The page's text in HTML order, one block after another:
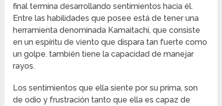
final termina desarrollando sentimientos hacia él.
Entre las habilidades que posee está de tener una
herramienta denominada Kamaitachi, que consiste
en un espíritu de viento que dispara tan fuerte como
un golpe. también tiene la capacidad de manejar
rayos.
Los sentimientos que ella siente por su prima, son
de odio y frustración tanto que ella es capaz de